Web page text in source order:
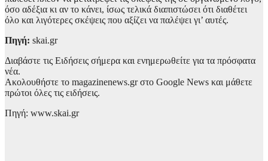
όσο αδέξια κι αν το κάνει, ίσως τελικά διαπιστώσει ότι διαθέτει
όλο και λιγότερες σκέψεις που αξίζει να παλέψει γι’ αυτές.
Πηγή: skai.gr
Διαβάστε τις Ειδήσεις σήμερα και ενημερωθείτε για τα πρόσφατα
νέα.
Ακολουθήστε το magazinenews.gr στο Google News και μάθετε
πρώτοι όλες τις ειδήσεις.
Πηγή: www.skai.gr